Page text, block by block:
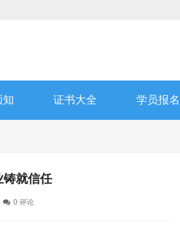
知 证书大全 学员报名
铸就信任
0 评论